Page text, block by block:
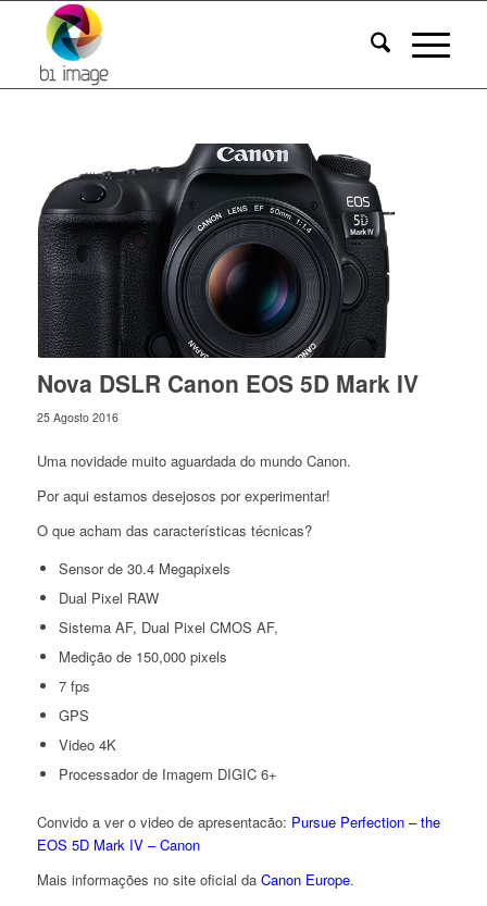
Nova DSLR Canon EOS 5D Mark IV
25 Agosto 2016
Uma novidade muito aguardada do mundo Canon.
Por aqui estamos desejosos por experimentar!
O que acham das características técnicas?
Sensor de 30.4 Megapixels
Dual Pixel RAW
Sistema AF, Dual Pixel CMOS AF,
Medição de 150,000 pixels
7 fps
GPS
Video 4K
Processador de Imagem DIGIC 6+
Convido a ver o video de apresentacão: Pursue Perfection – the
EOS 5D Mark IV – Canon
Mais informações no site oficial da Canon Europe.